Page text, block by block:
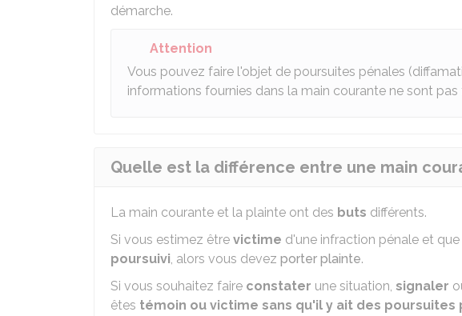
démarche.
Attention
Vous pouvez faire l'objet de poursuites pénales
informations fournies dans la main courante ne sont pas
Quelle est la différence entre une main
La main courante et la plainte ont des buts différents.
Si vous estimez être victime d'une infraction pénale et
poursuivi, alors vous devez porter plainte.
Si vous souhaitez faire constater une situation, signaler
êtes témoin ou victime sans qu'il y ait des poursuites